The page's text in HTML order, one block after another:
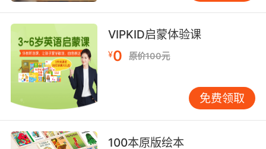
沉浸互动体验，激发学习热情
该文化体验课摒弃了传统的单向知识灌输模式，
而是采用沉浸式互动体验的教学方式，让学员真
正成为文化学习的主体。在课堂上，学员们仿佛
置身于英语国家的真实生活场景之中，与外教和
同学共同演绎着一幕幕生动的文化短剧。
VIPKID启蒙体验课
¥0 原价100元
免费领取
100本原版绘本